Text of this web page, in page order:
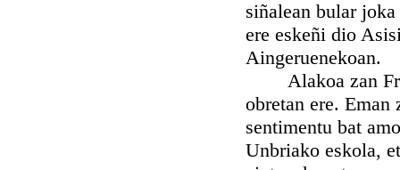
siñalean bular
ere eskeñi dio
Aingeruenekoan.
Alakoa zan
obretan ere. Eman
sentimentu bat
Unbriako eskola,